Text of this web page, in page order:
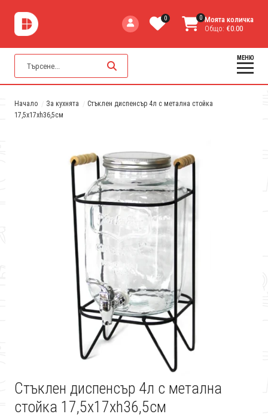
0 0 Моята количка
Общо: €0.00
МЕНЮ
Начало За кухнята
Стъклен диспенсър 4л с метална стойка
17,5x17xh36,5см
Стъклен диспенсър 4л с метална
стойка 17,5x17xh36,5см